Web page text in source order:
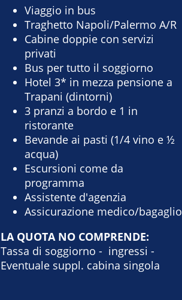
Viaggio in bus
Traghetto Napoli/Palermo A/R
Cabine doppie con servizi
privati
Bus per tutto il soggiorno
Hotel 3* in mezza pensione a
Trapani (dintorni)
3 pranzi a bordo e 1 in
ristorante
Bevande ai pasti (1/4 vino e ½
acqua)
Escursioni come da
programma
Assistente d'agenzia
Assicurazione medico/bagaglio
LA QUOTA NO COMPRENDE:
Tassa di soggiorno - ingressi -
Eventuale suppl. cabina singola